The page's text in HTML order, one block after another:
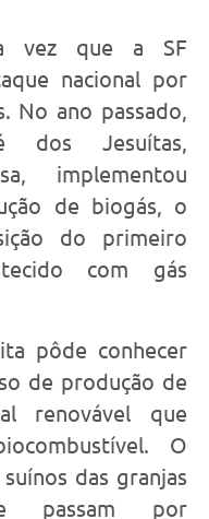
vez que a SF
nacional por
No ano passado,
dos Jesuítas,
implementou
de biogás, o
do primeiro
com gás
pôde conhecer
de produção de
renovável que
O
das granjas
passam por